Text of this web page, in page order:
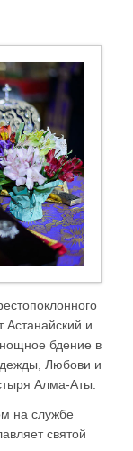
Астанайский и
бдение в
Любови и
Алма-Аты.
на службе
святой